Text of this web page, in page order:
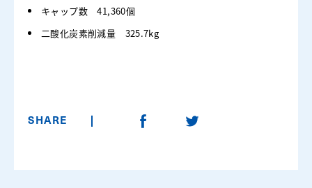
キャップ数 41,360個
二酸化炭素削減量 325.7kg
SHARE